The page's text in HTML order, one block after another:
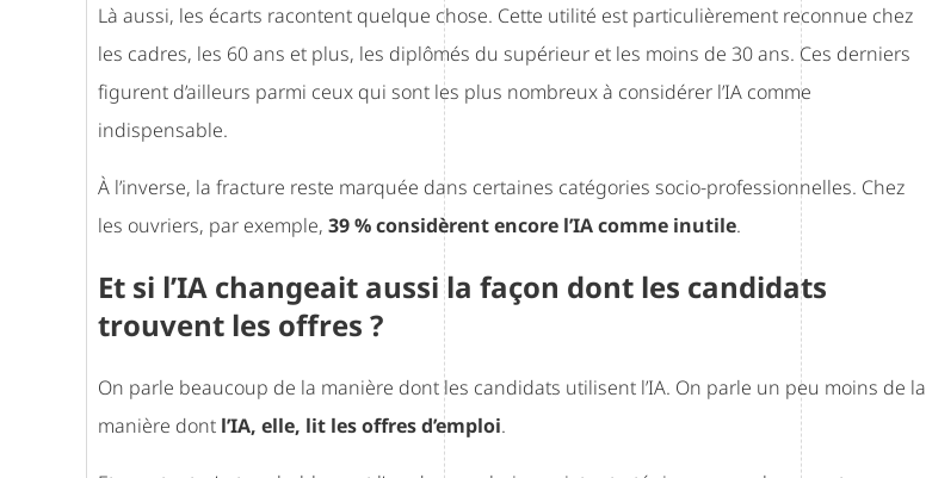
Là aussi, les écarts racontent quelque chose. Cette utilité est particulièrement reconnue chez
les cadres, les 60 ans et plus, les diplômés du supérieur et les moins de 30 ans. Ces derniers
figurent d’ailleurs parmi ceux qui sont les plus nombreux à considérer l’IA comme
indispensable.
À l’inverse, la fracture reste marquée dans certaines catégories socio-professionnelles. Chez
les ouvriers, par exemple, 39 % considèrent encore l’IA comme inutile.
Et si l’IA changeait aussi la façon dont les candidats
trouvent les offres ?
On parle beaucoup de la manière dont les candidats utilisent l’IA. On parle un peu moins de la
manière dont l’IA, elle, lit les offres d’emploi.